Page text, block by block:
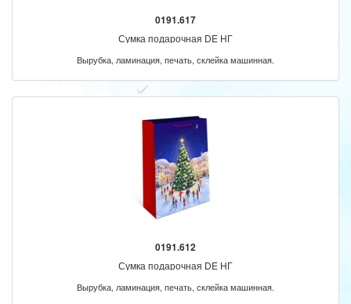
0191.617
Сумка подарочная DE НГ
Вырубка, ламинация, печать, склейка машинная.
0191.612
Сумка подарочная DE НГ
Вырубка, ламинация, печать, склейка машинная.